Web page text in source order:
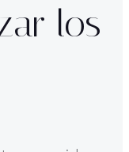
los